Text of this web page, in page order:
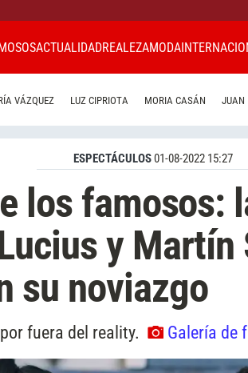
ACTUALIDADREALEZAMODA
VÁZQUEZ LUZ CIPRIOTA MORIA CASÁN JUAN
ESPECTÁCULOS01-08-2022 15:27
los famosos:
y Martín
su noviazgo
fuera del reality. Galería de